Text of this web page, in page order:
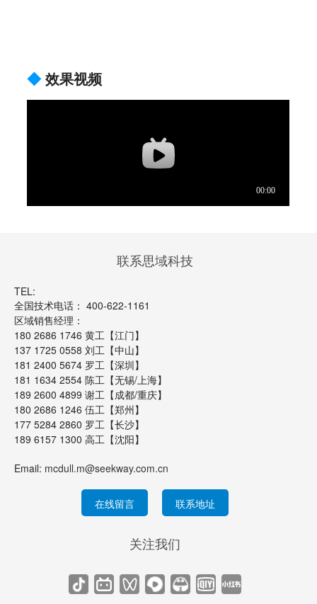
◆效果视频
联系思域科技
TEL:
全国技术电话： 400-622-1161
区域销售经理：
180 2686 1746 黄工【江门】
137 1725 0558 刘工【中山】
181 2400 5674 罗工【深圳】
181 1634 2554 陈工【无锡/上海】
189 2600 4899 谢工【成都/重庆】
180 2686 1246 伍工【郑州】
177 5284 2860 罗工【长沙】
189 6157 1300 高工【沈阳】
Email: mcdull.m@seekway.com.cn
在线留言 联系地址
关注我们